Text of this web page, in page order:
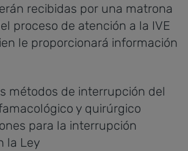
recibidas por una matrona
proceso de atención a la IVE
le proporcionará información
métodos de interrupción del
y quirúrgico
para la interrupción
la Ley